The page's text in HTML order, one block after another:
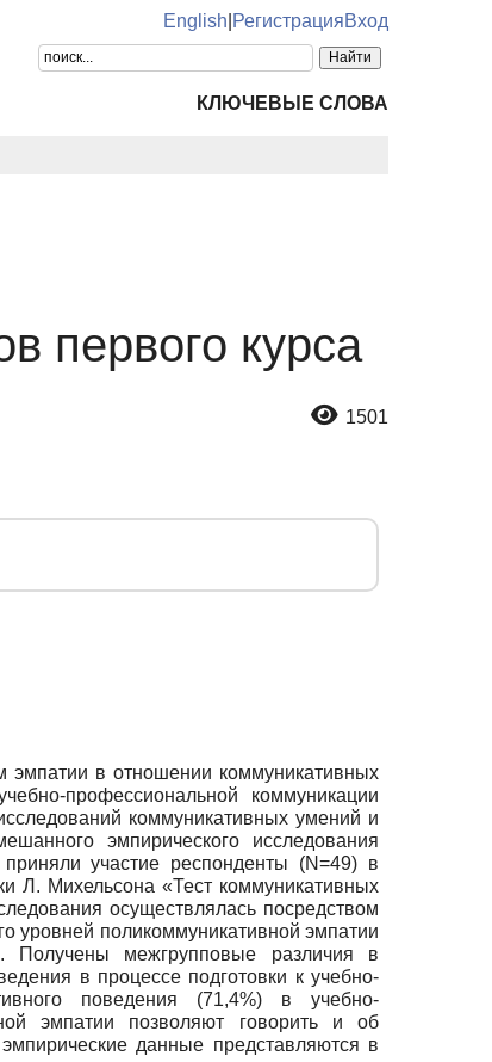
English РегистрацияВход
КЛЮЧЕВЫЕ СЛОВА
первого курса
1501
эмпатии в отношении коммуникативных
профессиональной коммуникации
коммуникативных умений и
эмпирического исследования
участие респонденты (N=49) в
Л. Михельсона «Тест коммуникативных
осуществлялась посредством
уровней поликоммуникативной эмпатии
Получены межгрупповые различия в
в процессе подготовки к учебно-
поведения (71,4%) в учебно-
эмпатии позволяют говорить и об
данные представляются в